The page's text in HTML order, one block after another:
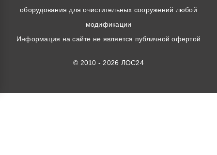
оборудования для очистительных сооружений любой
модификации
Информация на сайте не является публичной офертой
© 2010 - 2026 ЛОС24